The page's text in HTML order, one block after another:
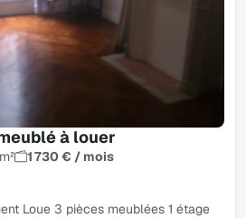
à louer
1 730 € / mois
Loue 3 pièces meublées 1 étage